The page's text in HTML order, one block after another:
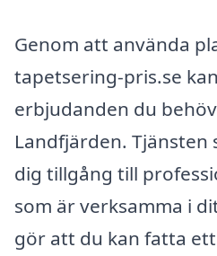
Genom att använda
tapetsering-pris.se
erbjudanden du
Landfjärden.
dig tillgång till
som är verksamma i
gör att du kan fatta